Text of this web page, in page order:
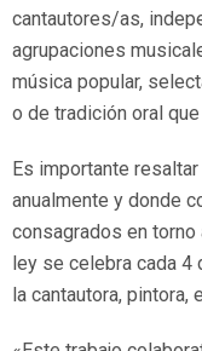
cantautores/as,
agrupaciones
música popular,
o de tradición oral
Es importante
anualmente y donde
consagrados en torno
ley se celebra cada 4
la cantautora, pintora,